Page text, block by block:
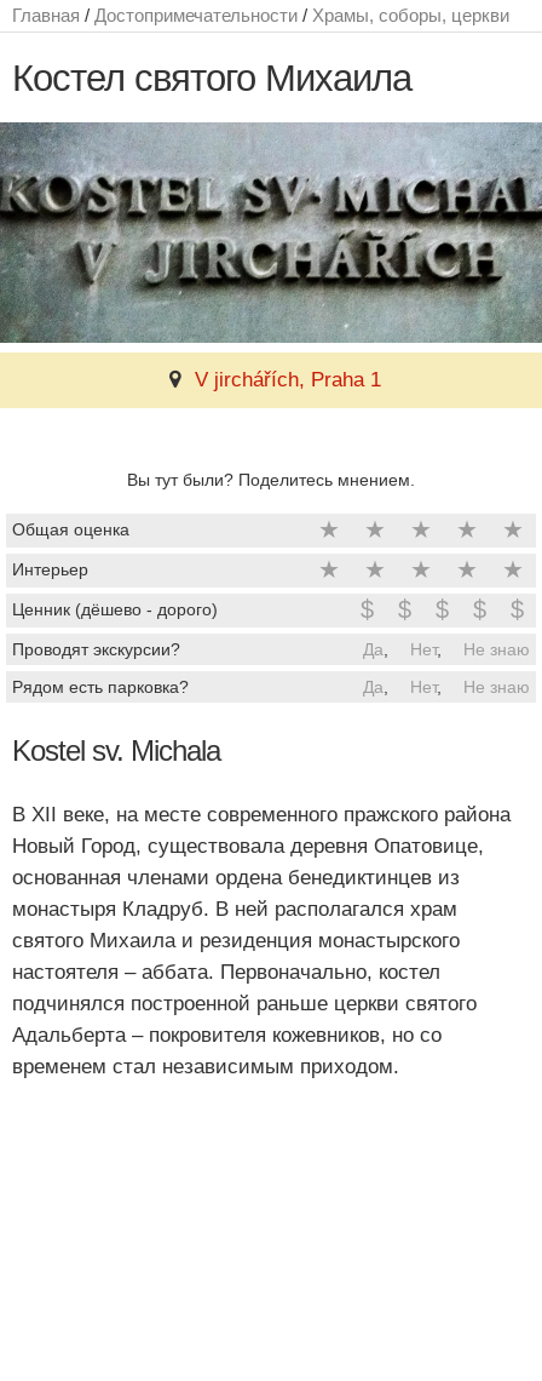
Главная / Достопримечательности / Храмы, соборы, церкви
Костел святого Михаила
V jirchářích, Praha 1
Вы тут были? Поделитесь мнением.
Общая оценка ★ ★ ★ ★ ★
Интерьер ★ ★ ★ ★ ★
Ценник (дёшево - дорого) $ $ $ $ $
Проводят экскурсии? Да Нет,
Не знаю
Рядом есть парковка?
Да Нет, Не знаю
Kostel sv. Michala
В XII веке, на месте современного пражского района
Новый Город, существовала деревня Опатовице,
основанная членами ордена бенедиктинцев из
монастыря Кладруб. В ней располагался храм
святого Михаила и резиденция монастырского
настоятеля – аббата. Первоначально, костел
подчинялся построенной раньше церкви святого
Адальберта – покровителя кожевников, но со
временем стал независимым приходом.